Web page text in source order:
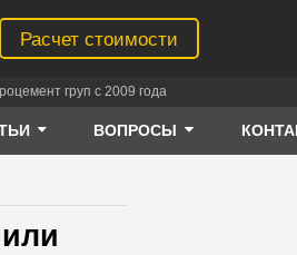
Расчет стоимости
груп с 2009 года
ВОПРОСЫ